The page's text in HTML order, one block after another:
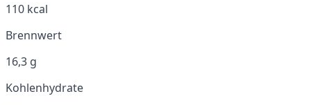
110 kcal
Brennwert
16,3 g
Kohlenhydrate